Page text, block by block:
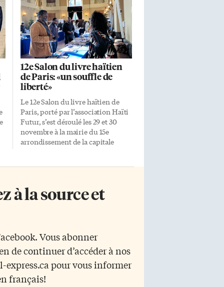
12e Salon du livre haïtien
de Paris: «un souffle de
liberté»
Le 12e Salon du livre haïtien de
Paris, porté par l’association Haïti
Futur, s’est déroulé les 29 et 30
novembre à la mairie du 15e
arrondissement de la capitale
(CIDIHCA), établi à Montréal,
participe depuis plusieurs années
présenté plusieurs de nos
ouvrages, y compris du dernier
numéro de notre Revue d’Histoire
haïtienne», cite le PDG-fondateur
du CIDIHCA, Frantz Voltaire.
Auteur, professeur, historien,
à la source et
Vous abonner
de continuer d’accéder à nos
express.ca pour vous informer
français!